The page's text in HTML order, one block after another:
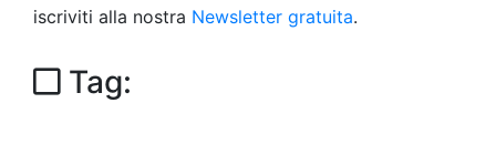
iscriviti alla nostra Newsletter gratuita.
Tag: